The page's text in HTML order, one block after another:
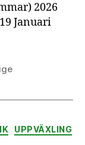
2026
Januari
UPPVÄXLING